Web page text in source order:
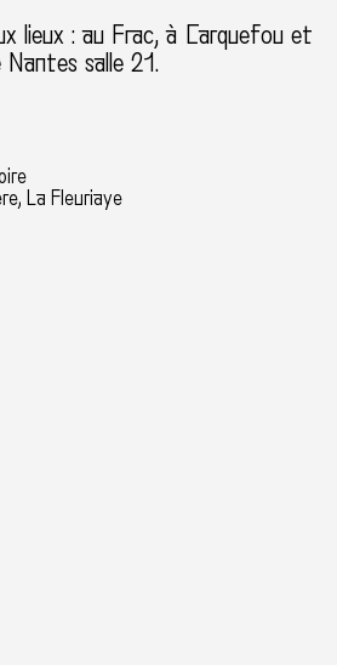
lieux : au Frac, à Carquefou et
Nantes salle 21.
La Fleuriaye